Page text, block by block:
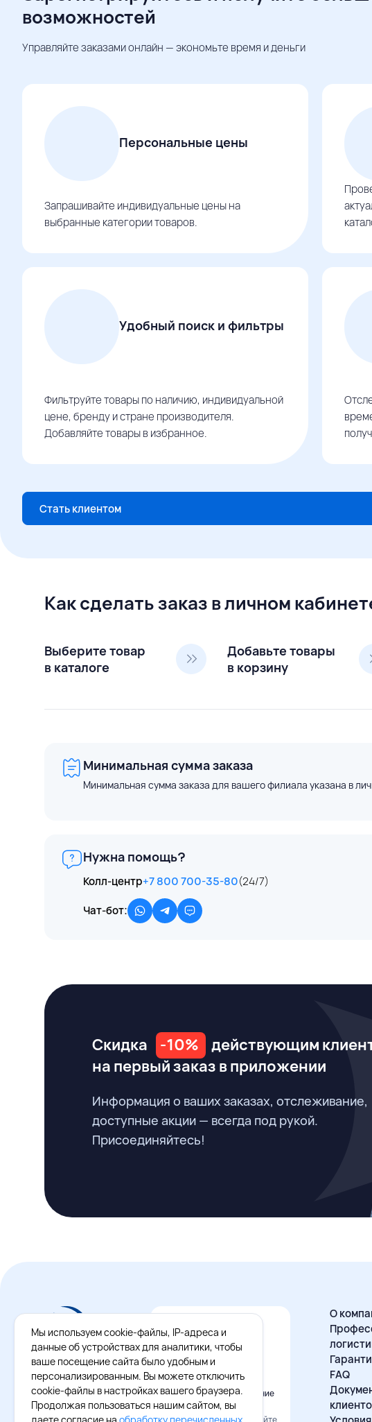
возможностей
Управляйте заказами онлайн — экономьте время и деньги
Персональные цены
Запрашивайте индивидуальные цены на
выбранные категории товаров.
Удобный поиск и фильтры
Фильтруйте товары по наличию, индивидуальной
цене, бренду и стране производителя.
Добавляйте товары в избранное.
Стать клиентом
Как сделать заказ в личном
Выберите товар
в каталоге
Добавьте товары
в корзину
Минимальная сумма заказа
Минимальная сумма заказа для вашего филиала указана в
Нужна помощь?
Колл-центр+7 800 700-35-80(24/7)
Чат-бот:
Скидка -10%
действующим
на первый заказ в приложении
Информация о ваших заказах, отслеживание,
доступные акции — всегда под рукой.
Присоединяйтесь!
Официальное приложение
Восток - Запад
Наведите камеру и скачайте
О
FAQ
Мы используем cookie-файлы, IP-адреса и
данные об устройствах для аналитики, чтобы
ваше посещение сайта было удобным и
персонализированным. Вы можете отключить
cookie-файлы в настройках вашего браузера.
Продолжая пользоваться нашим сайтом, вы